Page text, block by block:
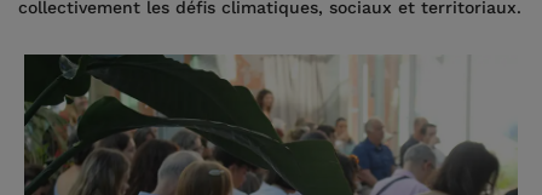
collectivement les défis climatiques, sociaux et territoriaux.